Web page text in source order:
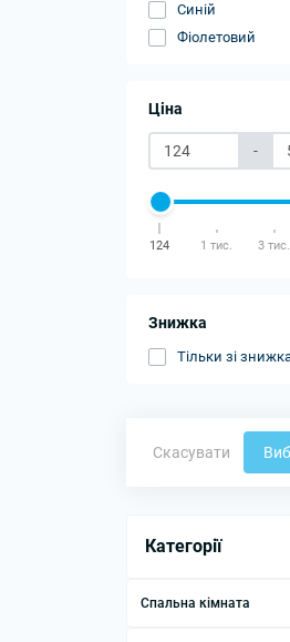
Синій
Фіолетовий
Ціна
-
124 1 тис. 3 тис.
Знижка
Тільки зі
Скасувати
Категорії
Спальна кімната